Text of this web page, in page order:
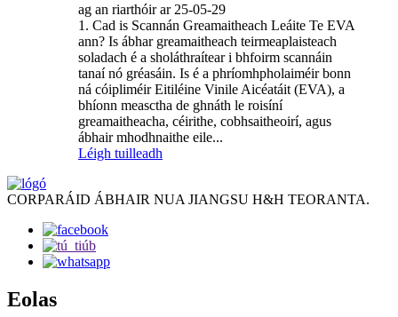
ag an riarthóir ar 25-05-29
1. Cad is Scannán Greamaitheach Leáite Te EVA
ann? Is ábhar greamaitheach teirmeaplaisteach
soladach é a sholáthraítear i bhfoirm scannáin
tanaí nó gréasáin. Is é a phríomhpholaiméir bonn
ná cóipliméir Eitiléine Vinile Aicéatáit (EVA), a
bhíonn measctha de ghnáth le roisíní
greamaitheacha, céirithe, cobhsaitheoirí, agus
ábhair mhodhnaithe eile...
Léigh tuilleadh
CORPARÁID ÁBHAIR NUA JIANGSU H&H TEORANTA.
Eolas